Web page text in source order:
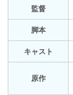
監督
脚本
キャスト
原作